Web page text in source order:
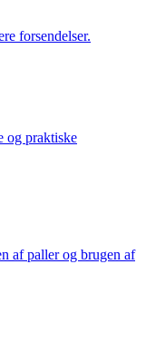
forsendelser.
og praktiske
af paller og brugen af